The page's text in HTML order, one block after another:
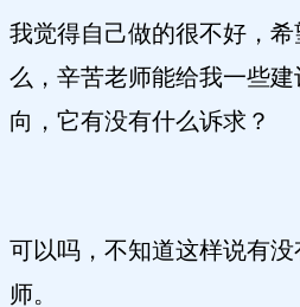
我觉得自己做的很不好，
么，辛苦老师能给我一些
向，它有没有什么诉求？
可以吗，不知道这样说有
师。